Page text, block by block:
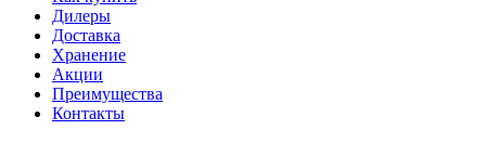
Дилеры
Доставка
Хранение
Акции
Преимущества
Контакты